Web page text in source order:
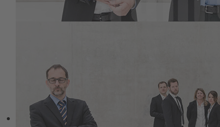
Einkehr .Reflexion. Klarheit. Wirksame
Projektion.
Ein Entwicklungsprogramm für erfahrene
Menschen in anspruchsvollen beruflichen,